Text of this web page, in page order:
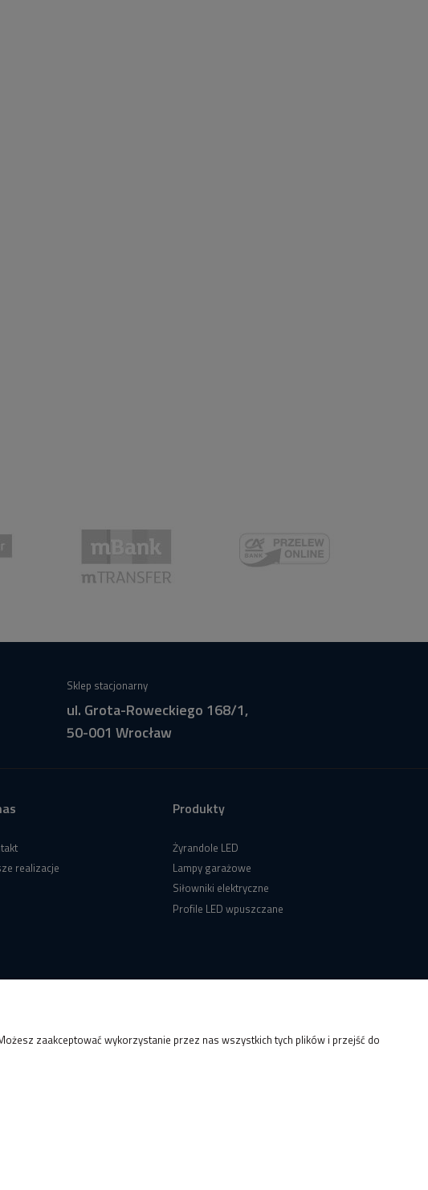
Sklep stacjonarny
ul. Grota-Roweckiego 168/1,
50-001 Wrocław
realizacje
Produkty
Żyrandole LED
Lampy garażowe
Siłowniki elektryczne
Profile LED wpuszczane
zaakceptować wykorzystanie przez nas wszystkich tych plików i przejść do